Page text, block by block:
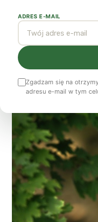
Monika Kostera25
ADRES E-MAIL
Zgadzam się na
adresu e-mail w tym